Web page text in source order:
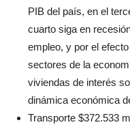
PIB del país, en el
cuarto siga en
empleo, y por el
sectores de la
viviendas de interés
dinámica económica
Transporte $372.533